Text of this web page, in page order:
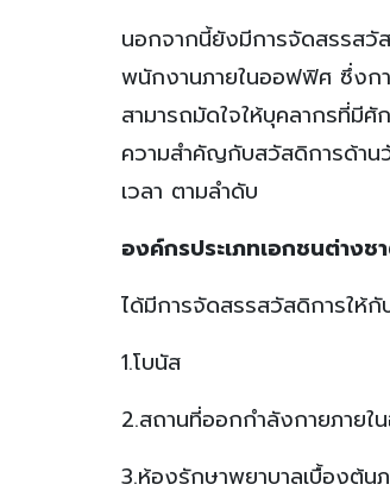
นอกจากนี้ยังมีการจัดสรรสวั
พนักงานภายในออฟฟิศ ซึ่งก
สามารถมัดใจให้บุคลากรที่มี
ความสำคัญกับสวัสดิการด้าน
เวลา ตามลำดับ
องค์กรประเภทเอกชนต่างช
ได้มีการจัดสรรสวัสดิการให้
1.โบนัส
2.สถานที่ออกกำลังกายภาย
3.ห้องรักษาพยาบาลเบื้องต้น